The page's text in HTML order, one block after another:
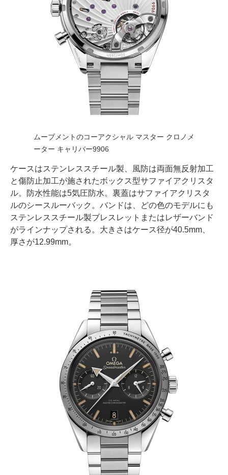
ムーブメントのコーアクシャル マスター クロノメ
ーター キャリバー9906
ケースはステンレススチール製、風防は両面無反射加工
と傷防止加工が施されたボックス型サファイアクリスタ
ル。防水性能は5気圧防水。裏蓋はサファイアクリスタ
ルのシースルーバック。バンドは、どの色のモデルにも
ステンレススチール製ブレスレットまたはレザーバンド
がラインナップされる。大きさはケース径が40.5mm、
厚さが12.99mm。